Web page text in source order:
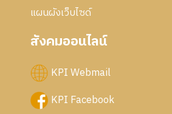
แผนผังเว็บไซด์
สังคมออนไลน์
KPI Webmail
KPI Facebook